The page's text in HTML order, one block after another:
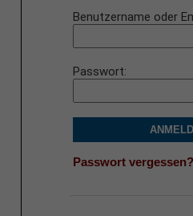
Benutzername oder
Passwort
Passwort vergessen?